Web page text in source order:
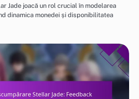
Jade joacă un rol crucial în modelarea
dinamica monedei și disponibilitatea